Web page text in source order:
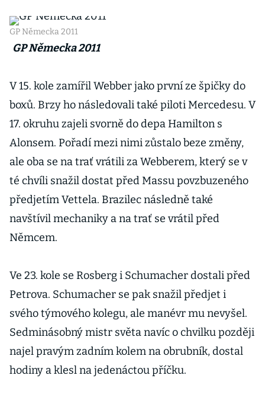
GP Německa 2011
GP Německa 2011
V 15. kole zamířil Webber jako první ze špičky do
boxů. Brzy ho následovali také piloti Mercedesu. V
17. okruhu zajeli svorně do depa Hamilton s
Alonsem. Pořadí mezi nimi zůstalo beze změny,
ale oba se na trať vrátili za Webberem, který se v
té chvíli snažil dostat před Massu povzbuzeného
předjetím Vettela. Brazilec následně také
navštívil mechaniky a na trať se vrátil před
Němcem.
Ve 23. kole se Rosberg i Schumacher dostali před
Petrova. Schumacher se pak snažil předjet i
svého týmového kolegu, ale manévr mu nevyšel.
Sedminásobný mistr světa navíc o chvilku později
najel pravým zadním kolem na obrubník, dostal
hodiny a klesl na jedenáctou příčku.